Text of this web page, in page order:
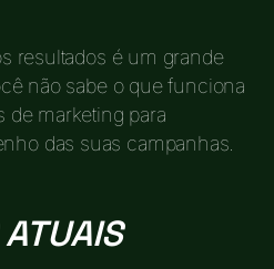
resultados é um grande
não sabe o que funciona
de marketing para
das suas campanhas.